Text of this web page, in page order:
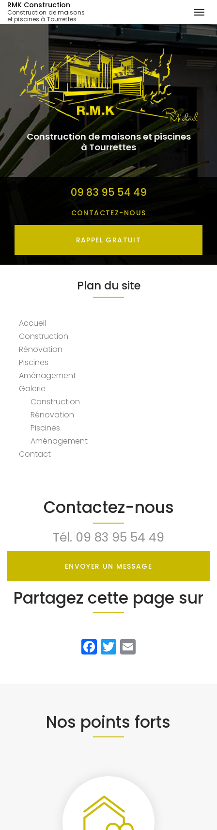
contenu
principal
RMK Construction
Construction de maisons
et piscines à Tourrettes
Construction de maisons et piscines
à Tourrettes
09 83 95 54 49
CONTACTEZ- NOUS
RAPPEL GRATUIT
Plan du site
Accueil
Construction
Rénovation
Piscines
Aménagement
Galerie
Construction
Rénovation
Piscines
Aménagement
Contact
Contactez-nous
Tél. 09 83 95 54 49
ENVOYER UN MESSAGE
Partagez cette page sur
Facebook
Twitter
Nos points forts